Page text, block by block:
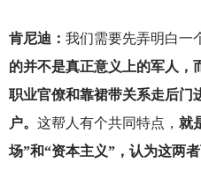
肯尼迪： 我们需要先弄明白一
的并不是真正意义上的军人，
职业官僚和靠裙带关系走后门
户。 这帮人有个共同特点， 就
场”和“资本主义”，认为这两